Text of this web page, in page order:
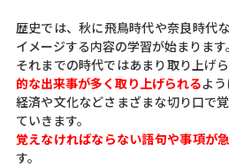
歴史では、秋に飛鳥時代や奈良時代
イメージする内容の学習が始まります。
それまでの時代ではあまり取り上げ
的な出来事が多く取り上げられるよう
経済や文化などさまざまな切り口で
ていきます。
覚えなければならない語句や事項が
す。